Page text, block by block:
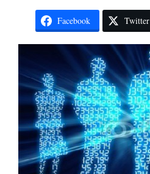
Facebook Twitter